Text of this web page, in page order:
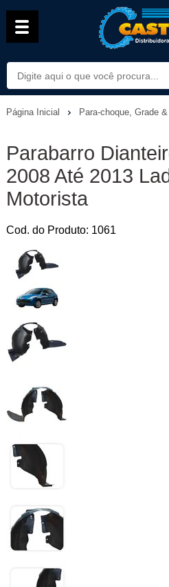
Página Inicial Para-choque, Grade
Parabarro
2008 Até 2013
Motorista
Cod. do Produto: 1061